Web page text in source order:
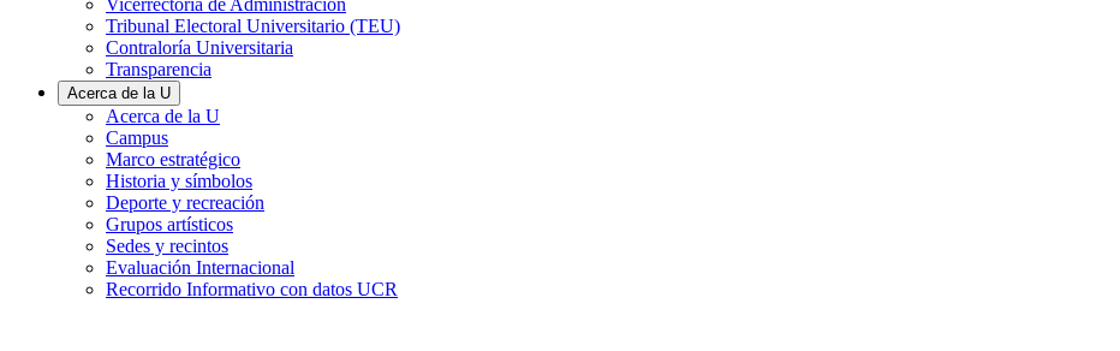
Tribunal Electoral Universitario (TEU)
Contraloría Universitaria
Transparencia
Acerca de la U
Acerca de la U
Campus
Marco estratégico
Historia y símbolos
Deporte y recreación
Grupos artísticos
Sedes y recintos
Evaluación Internacional
Recorrido Informativo con datos UCR